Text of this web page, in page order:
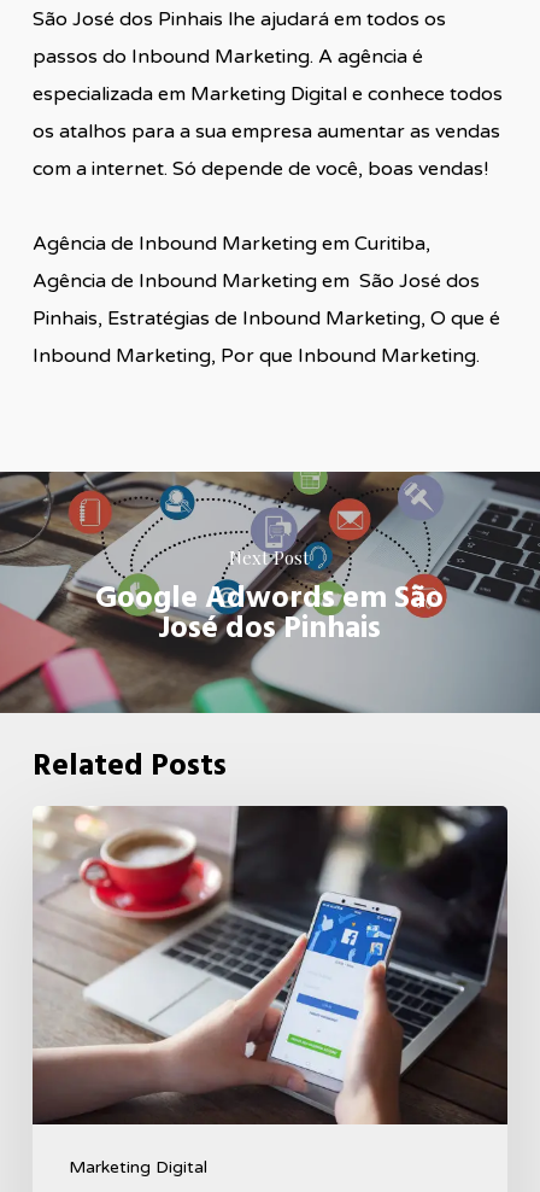
São José dos Pinhais lhe ajudará em todos os
passos do Inbound Marketing. A agência é
especializada em Marketing Digital e conhece todos
os atalhos para a sua empresa aumentar as vendas
com a internet. Só depende de você, boas vendas!
Agência de Inbound Marketing em Curitiba,
Agência de Inbound Marketing em São José dos
Pinhais, Estratégias de Inbound Marketing, O que é
Inbound Marketing, Por que Inbound Marketing.
Next Post
Google Adwords em São
José dos Pinhais
Related Posts
Marketing Digital
Facebook
Ads
em
São
José
Pinhais